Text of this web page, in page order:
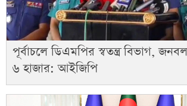
পূর্বাচলে ডিএমপির স্বতন্ত্র বিভাগ,
৬ হাজার: আইজিপি